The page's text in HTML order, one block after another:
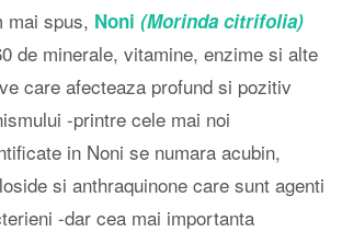
spus, Noni (Morinda citrifolia)
de minerale, vitamine, enzime si alte
care afecteaza profund si pozitiv
-printre cele mai noi
in Noni se numara acubin,
si anthraquinone care sunt agenti
-dar cea mai importanta